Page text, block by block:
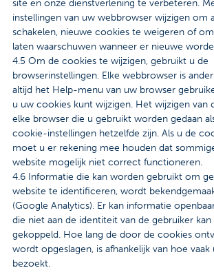
site en onze dienstverlening te verbeteren.
instellingen van uw webbrowser wijzigen om
schakelen, nieuwe cookies te weigeren of
laten waarschuwen wanneer er nieuwe
4.5 Om de cookies te wijzigen, gebruikt u de
browserinstellingen. Elke webbrowser is
altijd het Help-menu van uw browser
u uw cookies kunt wijzigen. Het wijzigen van
elke browser die u gebruikt worden gedaan
cookie-instellingen hetzelfde zijn. Als u de
moet u er rekening mee houden dat
website mogelijk niet correct functioneren.
4.6 Informatie die kan worden gebruikt om
website te identificeren, wordt
(Google Analytics). Er kan informatie
die niet aan de identiteit van de gebruiker
gekoppeld. Hoe lang de door de cookies
wordt opgeslagen, is afhankelijk van hoe vaak
bezoekt.